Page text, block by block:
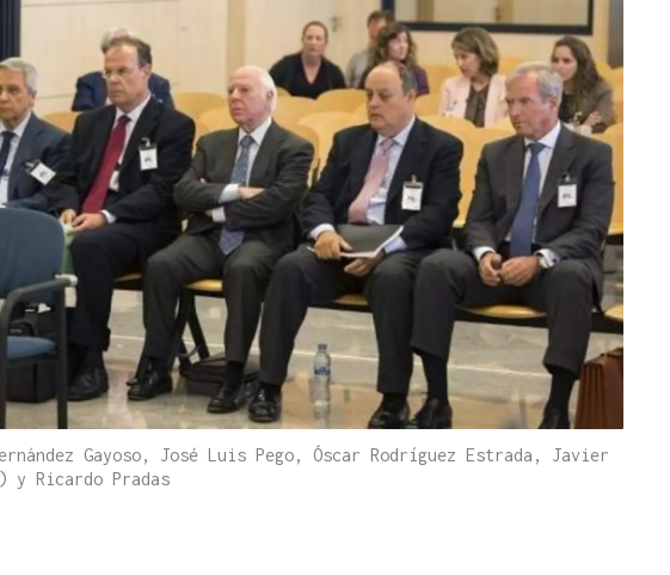
Gayoso, José Luis Pego, Óscar Rodríguez Estrada, Javier
y Ricardo Pradas